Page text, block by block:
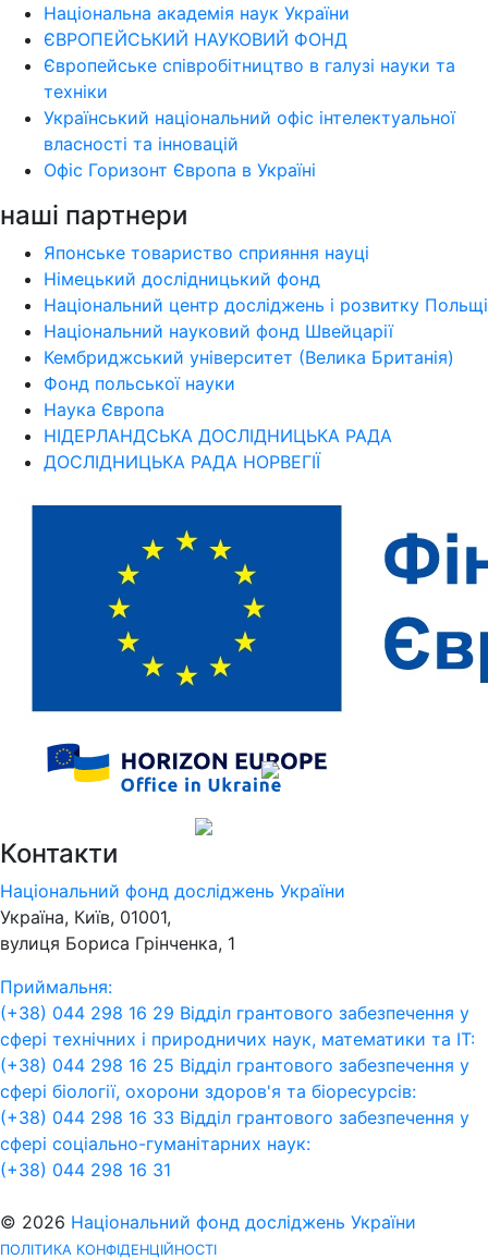
Національна академія наук України
ЄВРОПЕЙСЬКИЙ НАУКОВИЙ ФОНД
Європейське співробітництво в галузі науки та
техніки
Український національний офіс інтелектуальної
власності та інновацій
Офіс Горизонт Європа в Україні
наші партнери
Японське товариство сприяння науці
Німецький дослідницький фонд
Національний центр досліджень і розвитку Польщі
Національний науковий фонд Швейцарії
Кембриджський університет (Велика Британія)
Фонд польської науки
Наука Європа
НІДЕРЛАНДСЬКА ДОСЛІДНИЦЬКА РАДА
ДОСЛІДНИЦЬКА РАДА НОРВЕГІЇ
Контакти
Національний фонд досліджень України
Україна, Київ, 01001,
вулиця Бориса Грінченка, 1
Приймальня:
(+38) 044 298 16 29 Відділ грантового забезпечення у
сфері технічних і природничих наук, математики та ІТ:
(+38) 044 298 16 25 Відділ грантового забезпечення у
сфері біології, охорони здоров'я та біоресурсів:
(+38) 044 298 16 33 Відділ грантового забезпечення у
сфері соціально-гуманітарних наук:
(+38) 044 298 16 31
© 2026 Національний фонд досліджень України
ПОЛІТИКА КОНФІДЕНЦІЙНОСТІ